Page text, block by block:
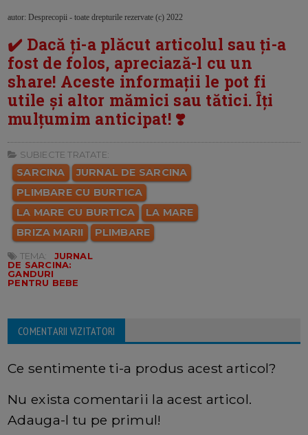
autor: Desprecopii - toate drepturile rezervate (c) 2022
✔️ Dacă ți-a plăcut articolul sau ți-a
fost de folos, apreciază-l cu un
share! Aceste informații le pot fi
utile și altor mămici sau tătici. Îți
mulțumim anticipat! ❣️
SUBIECTE TRATATE:
SARCINA
JURNAL DE SARCINA
PLIMBARE CU BURTICA
LA MARE CU BURTICA
LA MARE
BRIZA MARII
PLIMBARE
TEMA:
JURNAL
DE SARCINA:
GANDURI
PENTRU BEBE
COMENTARII VIZITATORI
Ce sentimente ti-a produs acest articol?
Nu exista comentarii la acest articol.
Adauga-l tu pe primul!